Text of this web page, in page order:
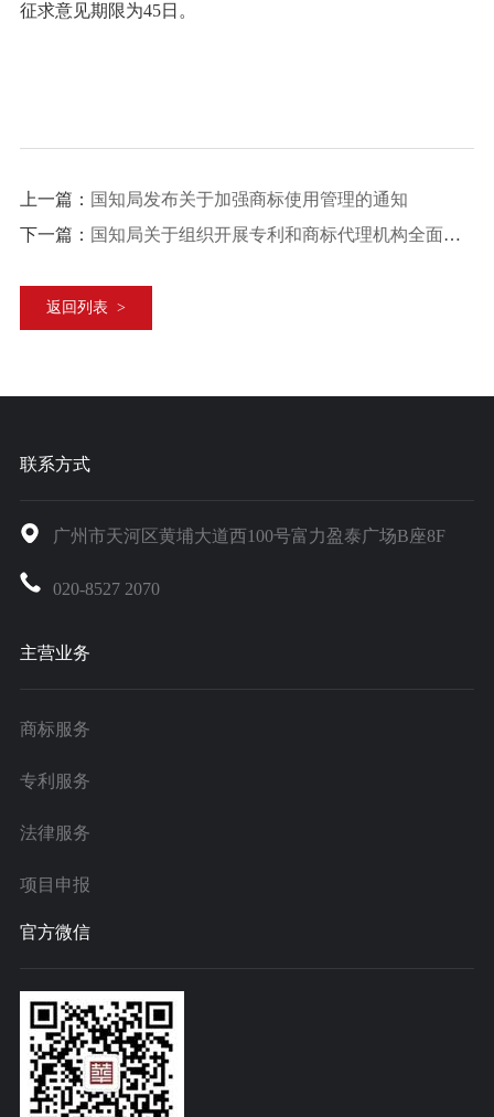
征求意见期限为45日。
上一篇： 国知局发布关于加强商标使用管理的通知
下一篇： 国知局关于组织开展专利和商标代理机构全面自查整改工作的通知
返回列表 >
联系方式
广州市天河区黄埔大道西100号富力盈泰广场B座8F
020-8527 2070
主营业务
商标服务
专利服务
法律服务
项目申报
官方微信